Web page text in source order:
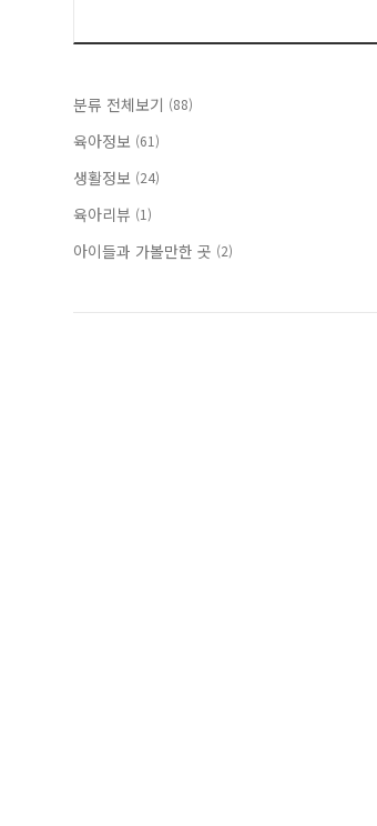
분류 전체보기 (88)
육아정보 (61)
생활정보 (24)
육아리뷰 (1)
아이들과 가볼만한 곳 (2)